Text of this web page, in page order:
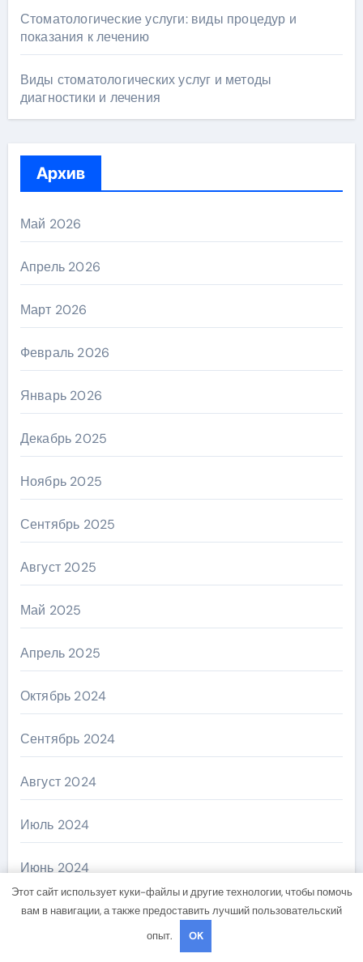
Стоматологические услуги: виды процедур и
показания к лечению
Виды стоматологических услуг и методы
диагностики и лечения
Архив
Май 2026
Апрель 2026
Март 2026
Февраль 2026
Январь 2026
Декабрь 2025
Ноябрь 2025
Сентябрь 2025
Август 2025
Май 2025
Апрель 2025
Октябрь 2024
Сентябрь 2024
Август 2024
Июль 2024
Июнь 2024
Май 2024
Этот сайт использует куки-файлы и другие технологии, чтобы помочь
вам в навигации, а также предоставить лучший пользовательский
опыт.
OK